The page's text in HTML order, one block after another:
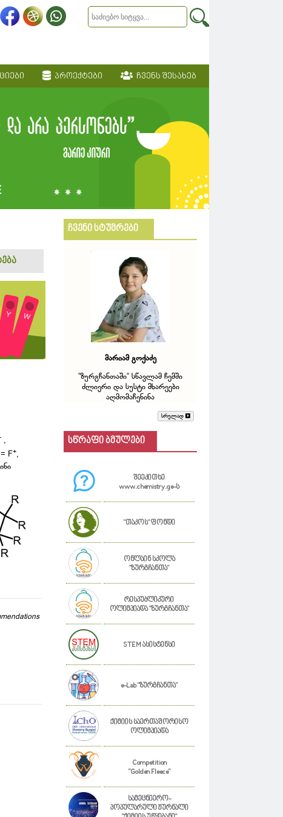
პროექტები ჩვენს შესახებ
,
F+,
ჩვენი სტუმრები
მარიამ გოქაძე
“ზურგჩანთაში“ სწავლამ ჩემში
ძლიერი და სუსტი მხარეები
აღმომაჩენინა
სრულად
სწრაფი ბმულები
შეეკითხე
www.chemistry.ge-ს
"თაკოს" ფონდი
ონლაინ სკოლა
"ზურგჩანთა"
რესპუბლიკური
ოლიმპიადა "ზურგჩანთა"
STEM ასისტენსი
e-Lab "ზურგჩანთა"
ქიმიის საერთაშორისო
ოლიმპიადა
Competition
"Golden Fleece"
სამეცნიერო-
პოპულარული ჟურნალი